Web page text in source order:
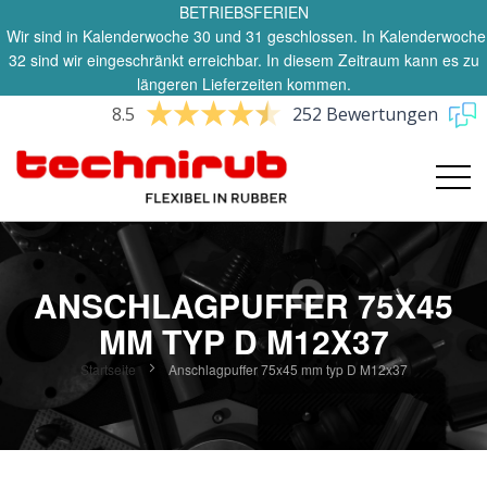
BETRIEBSFERIEN
Wir sind in Kalenderwoche 30 und 31 geschlossen. In Kalenderwoche
32 sind wir eingeschränkt erreichbar. In diesem Zeitraum kann es zu
längeren Lieferzeiten kommen.
8.5 252 Bewertungen
ANSCHLAGPUFFER 75X45
MM TYP D M12X37
Startseite Anschlagpuffer 75x45 mm typ D M12x37